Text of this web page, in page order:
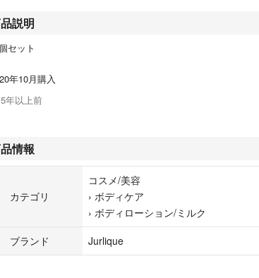
説明
セット
年10月購入
5年以上前
情報
カテゴリ
コスメ/美容
› ボディケア
› ボディローション/ミルク
ブランド
Jurlique